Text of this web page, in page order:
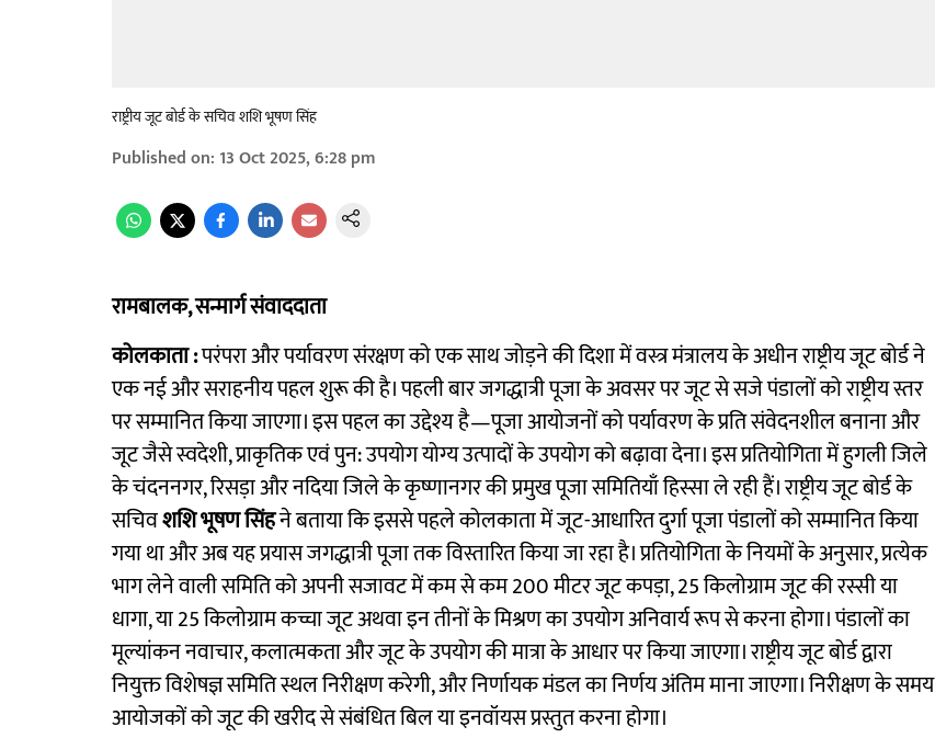
राष्ट्रीय जूट बोर्ड के सचिव शशि भूषण सिंह
Published on: 13 Oct 2025, 6:28 pm
रामबालक, सन्मार्ग संवाददाता
कोलकाता :परंपरा और पर्यावरण संरक्षण को एक साथ जोड़ने की दिशा में वस्त्र मंत्रालय के अधीन राष्ट्रीय जूट बोर्ड ने
एक नई और सराहनीय पहल शुरू की है। पहली बार जगद्धात्री पूजा के अवसर पर जूट से सजे पंडालों को राष्ट्रीय स्तर
पर सम्मानित किया जाएगा। इस पहल का उद्देश्य है—पूजा आयोजनों को पर्यावरण के प्रति संवेदनशील बनाना और
जूट जैसे स्वदेशी, प्राकृतिक एवं पुन: उपयोग योग्य उत्पादों के उपयोग को बढ़ावा देना। इस प्रतियोगिता में हुगली जिले
के चंदननगर, रिसड़ा और नदिया जिले के कृष्णानगर की प्रमुख पूजा समितियाँ हिस्सा ले रही हैं। राष्ट्रीय जूट बोर्ड के
सचिवशशि भूषण सिंहने बताया कि इससे पहले कोलकाता में जूट-आधारित दुर्गा पूजा पंडालों को सम्मानित किया
गया था और अब यह प्रयास जगद्धात्री पूजा तक विस्तारित किया जा रहा है। प्रतियोगिता के नियमों के अनुसार, प्रत्येक
भाग लेने वाली समिति को अपनी सजावट में कम से कम 200 मीटर जूट कपड़ा, 25 किलोग्राम जूट की रस्सी या
धागा, या 25 किलोग्राम कच्चा जूट अथवा इन तीनों के मिश्रण का उपयोग अनिवार्य रूप से करना होगा। पंडालों का
मूल्यांकन नवाचार, कलात्मकता और जूट के उपयोग की मात्रा के आधार पर किया जाएगा। राष्ट्रीय जूट बोर्ड द्वारा
नियुक्त विशेषज्ञ समिति स्थल निरीक्षण करेगी, और निर्णायक मंडल का निर्णय अंतिम माना जाएगा। निरीक्षण के समय
आयोजकों को जूट की खरीद से संबंधित बिल या इनवॉयस प्रस्तुत करना होगा।